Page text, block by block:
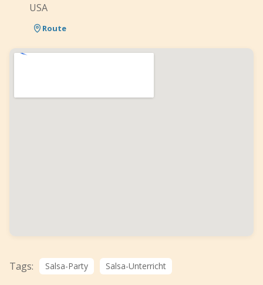
USA
Route
Tags: Salsa-Party Salsa-Unterricht